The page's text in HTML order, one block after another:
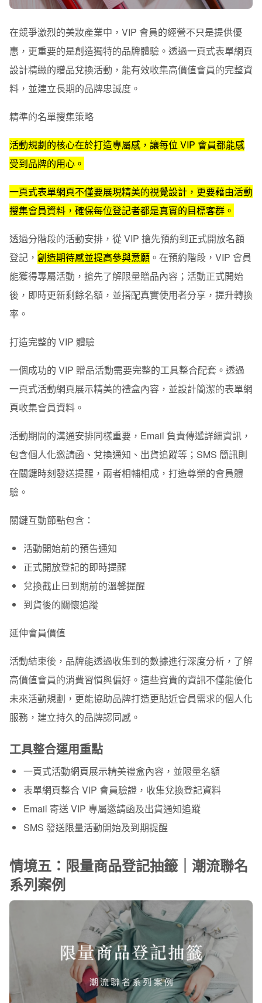
在競爭激烈的美妝產業中，VIP 會員的經營不只是提供優
惠，更重要的是創造獨特的品牌體驗。透過一頁式表單網頁
設計精緻的贈品兌換活動，能有效收集高價值會員的完整資
料，並建立長期的品牌忠誠度。
精準的名單搜集策略
活動規劃的核心在於打造專屬感，讓每位 VIP 會員都能感
受到品牌的用心。
一頁式表單網頁不僅要展現精美的視覺設計，更要藉由活動
搜集會員資料，確保每位登記者都是真實的目標客群。
透過分階段的活動安排，從 VIP 搶先預約到正式開放名額
登記， 創造期待感並提高參與意願 。在預約階段，VIP 會員
能獲得專屬活動，搶先了解限量贈品內容；活動正式開始
後，即時更新剩餘名額，並搭配真實使用者分享，提升轉換
率。
打造完整的 VIP 體驗
一個成功的 VIP 贈品活動需要完整的工具整合配套。透過
一頁式活動網頁展示精美的禮盒內容，並設計簡潔的表單網
頁收集會員資料。
活動期間的溝通安排同樣重要，Email 負責傳遞詳細資訊，
包含個人化邀請函、兌換通知、出貨追蹤等；SMS 簡訊則
在關鍵時刻發送提醒，兩者相輔相成，打造尊榮的會員體
驗。
關鍵互動節點包含：
活動開始前的預告通知
正式開放登記的即時提醒
兌換截止日到期前的溫馨提醒
到貨後的關懷追蹤
延伸會員價值
活動結束後，品牌能透過收集到的數據進行深度分析，了解
高價值會員的消費習慣與偏好。這些寶貴的資訊不僅能優化
未來活動規劃，更能協助品牌打造更貼近會員需求的個人化
服務，建立持久的品牌認同感。
工具整合運用重點
一頁式活動網頁展示精美禮盒內容，並限量名額
表單網頁整合 VIP 會員驗證，收集兌換登記資料
Email 寄送 VIP 專屬邀請函及出貨通知追蹤
SMS 發送限量活動開始及到期提醒
情境五：限量商品登記抽籤｜潮流聯名
系列案例